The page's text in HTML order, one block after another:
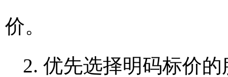
价。
2. 优先选择明码标价的